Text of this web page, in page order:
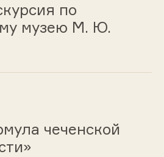
по
музею М. Ю.
чеченской